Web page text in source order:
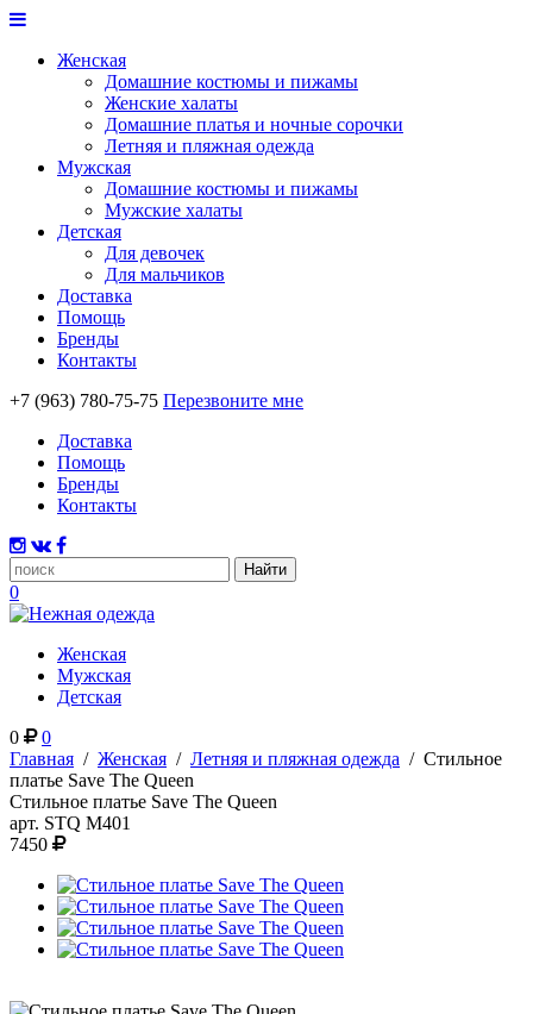
Женская
Домашние костюмы и пижамы
Женские халаты
Домашние платья и ночные сорочки
Летняя и пляжная одежда
Мужская
Домашние костюмы и пижамы
Мужские халаты
Детская
Для девочек
Для мальчиков
Доставка
Помощь
Бренды
Контакты
+7 (963) 780-75-75 Перезвоните мне
Доставка
Помощь
Бренды
Контакты
0
Женская
Мужская
Детская
0
0
Главная / Женская / Летняя и пляжная одежда / Стильное
платье Save The Queen
Стильное платье Save The Queen
арт. STQ M401
7450